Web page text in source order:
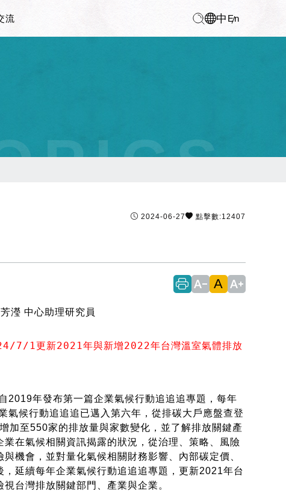
中 En
流
2024-06-27 點擊數:12407
text_decrease A text_increase
瀅 中心助理研究員
7/1更新2021年與新增2022年台灣溫室氣體排放
年發布第一篇企業氣候行動追追追專題，每年
候行動追追追已邁入第六年，從排碳大戶應盤查登
加至550家的排放量與家數變化，並了解排放關鍵產
在氣候相關資訊揭露的狀況，從治理、策略、風險
機會，並對量化氣候相關財務影響、內部碳定價、
延續每年企業氣候行動追追追專題，更新2021年台
台灣排放關鍵部門、產業與企業。